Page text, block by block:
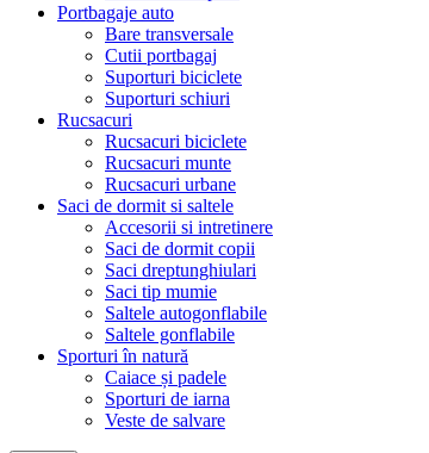
Portbagaje auto
Bare transversale
Cutii portbagaj
Suporturi biciclete
Suporturi schiuri
Rucsacuri
Rucsacuri biciclete
Rucsacuri munte
Rucsacuri urbane
Saci de dormit si saltele
Accesorii si intretinere
Saci de dormit copii
Saci dreptunghiulari
Saci tip mumie
Saltele autogonflabile
Saltele gonflabile
Sporturi în natură
Caiace și padele
Sporturi de iarna
Veste de salvare